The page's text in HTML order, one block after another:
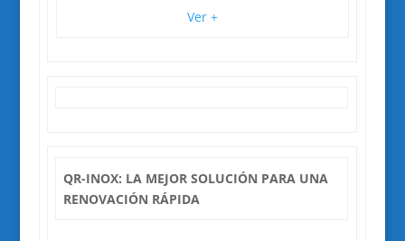
Ver +
QR-INOX: LA MEJOR SOLUCIÓN PARA UNA
RENOVACIÓN RÁPIDA